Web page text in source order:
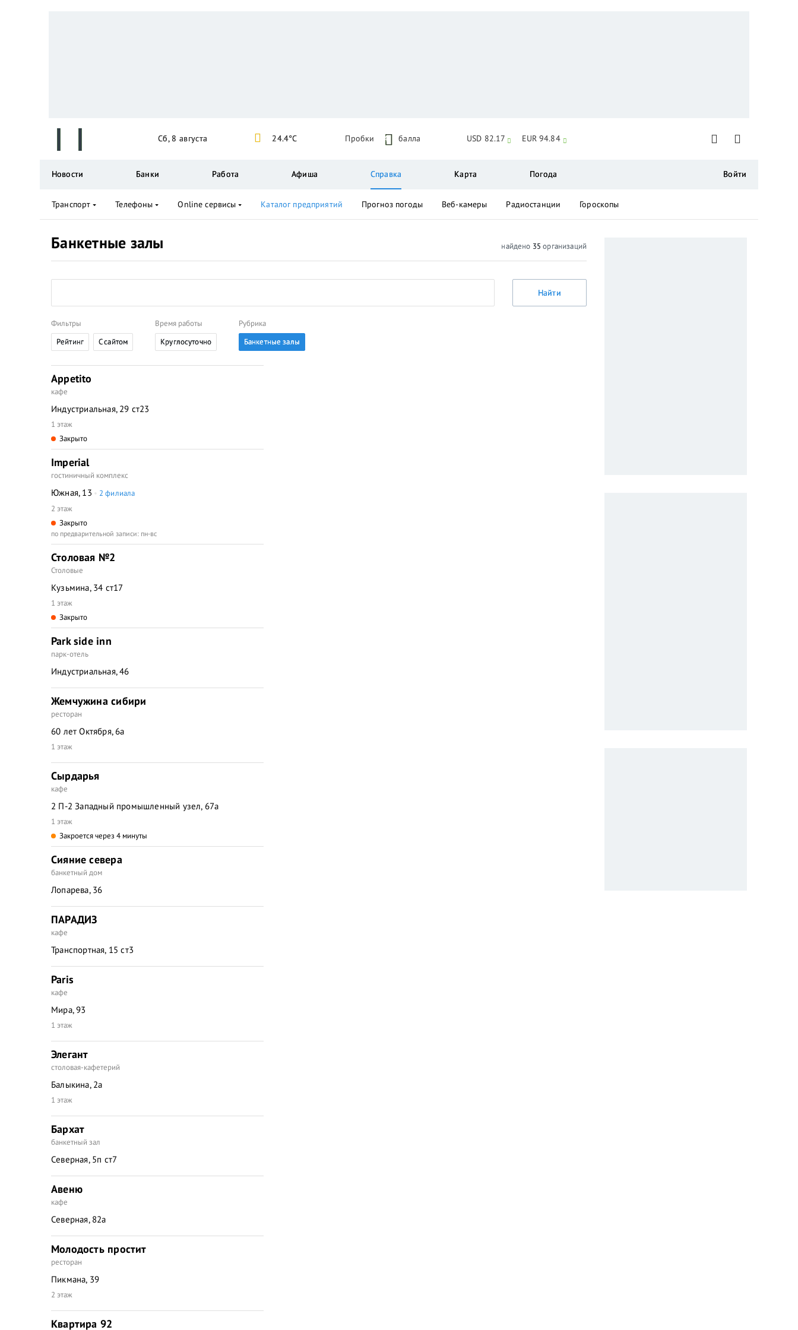
Банкетные залы найдено 35 организаций
Фильтры
Рейтинг
C сайтом
Время работы
Круглосуточно
Рубрика
Банкетные залы
Appetito
кафе
Индустриальная, 29 ст23
1 этаж
Закрыто
Imperial
гостиничный комплекс
Южная, 13
2 филиала
2 этаж
Закрыто
по предварительной записи: пн-вс
Столовая №2
Столовые
Кузьмина, 34 ст17
1 этаж
Закрыто
Park side inn
парк-отель
Индустриальная, 46
Жемчужина сибири
ресторан
60 лет Октября, 6а
1 этаж
Сырдарья
кафе
2 П-2 Западный промышленный узел, 67а
1 этаж
Закроется через 4 минуты
Сияние севера
банкетный дом
Лопарева, 36
ПАРАДИЗ
кафе
Транспортная, 15 ст3
Paris
кафе
Мира, 93
1 этаж
Элегант
столовая-кафетерий
Балыкина, 2а
1 этаж
Бархат
банкетный зал
Северная, 5п ст7
Авеню
кафе
Северная, 82а
Молодость простит
ресторан
Пикмана, 39
2 этаж
Квартира 92
Сб, 8 августа 24.4°C Пробки 4 балла USD 82.17 EUR 94.84
Новости Банки Работа Афиша Справка Карта Погода Войти
Транспорт Телефоны Online сервисы Каталог предприятий Прогноз погоды Веб-камеры Радиостанции Гороскопы